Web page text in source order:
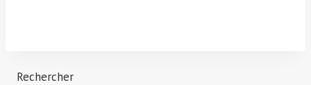
Rechercher